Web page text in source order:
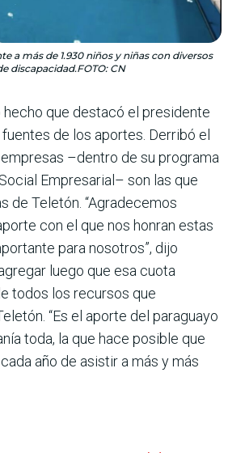
a más de 1.930 niños y niñas con diversos
discapacidad.FOTO: CN
hecho que destacó el presidente
de los aportes. Derribó el
–dentro de su programa
Empresa­rial– son las que
de Teletón. “Agra­decemos
con el que nos hon­ran estas
para nosotros”, dijo
luego que esa cuota
todos los recursos que
“Es el aporte del paraguayo
toda, la que hace posible que
año de asistir a más y más